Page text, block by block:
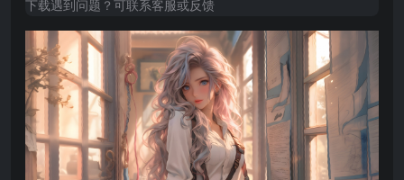
下载遇到问题？可联系客服或反馈